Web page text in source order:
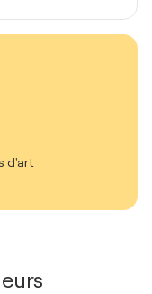
d'art